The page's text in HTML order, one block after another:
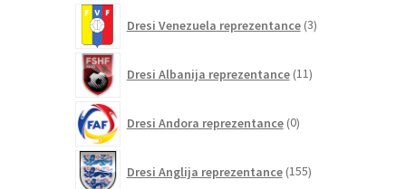
Dresi Venezuela reprezentance 3izdelki
Dresi Albanija reprezentance 11izdelkov
Dresi Andora reprezentance 0izdelkov
Dresi Anglija reprezentance 155izdelkov